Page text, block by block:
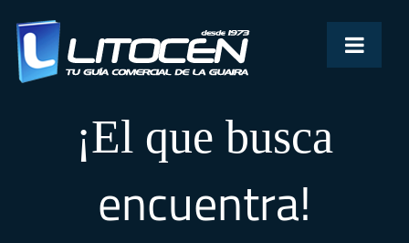
¡El que busca
encuentra!